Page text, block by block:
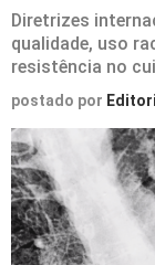
Diretrizes
qualidade, uso
resistência no
postado por